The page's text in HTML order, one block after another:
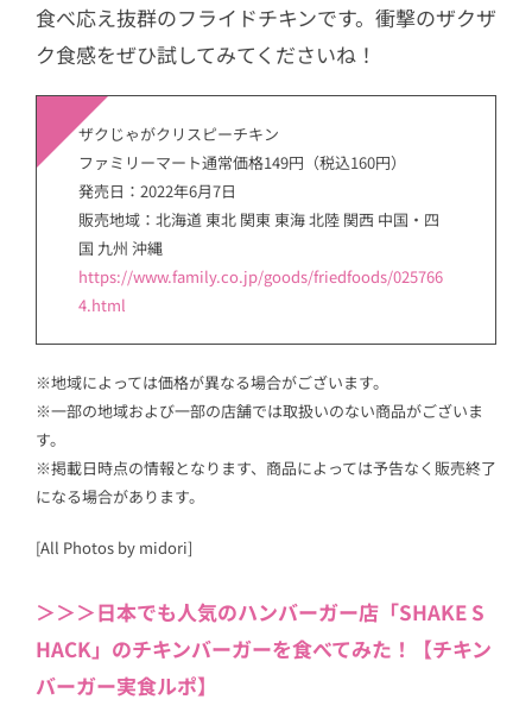
食べ応え抜群のフライドチキンです。衝撃のザクザ
ク食感をぜひ試してみてくださいね！
ザクじゃがクリスピーチキン
ファミリーマート通常価格149円（税込160円）
発売日：2022年6月7日
販売地域：北海道 東北 関東 東海 北陸 関西 中国・四
国 九州 沖縄
https://www.family.co.jp/goods/friedfoods/025766
4.html
※地域によっては価格が異なる場合がございます。
※一部の地域および一部の店舗では取扱いのない商品がございま
す。
※掲載日時点の情報となります、商品によっては予告なく販売終了
になる場合があります。
[All Photos by midori]
＞＞＞日本でも人気のハンバーガー店「SHAKE S
HACK」のチキンバーガーを食べてみた！【チキン
バーガー実食ルポ】